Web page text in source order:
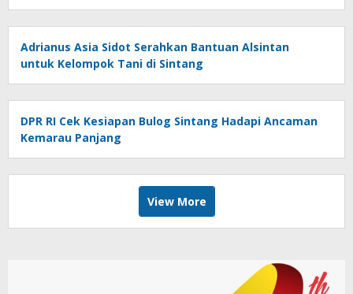
Adrianus Asia Sidot Serahkan Bantuan Alsintan
untuk Kelompok Tani di Sintang
DPR RI Cek Kesiapan Bulog Sintang Hadapi Ancaman
Kemarau Panjang
View More